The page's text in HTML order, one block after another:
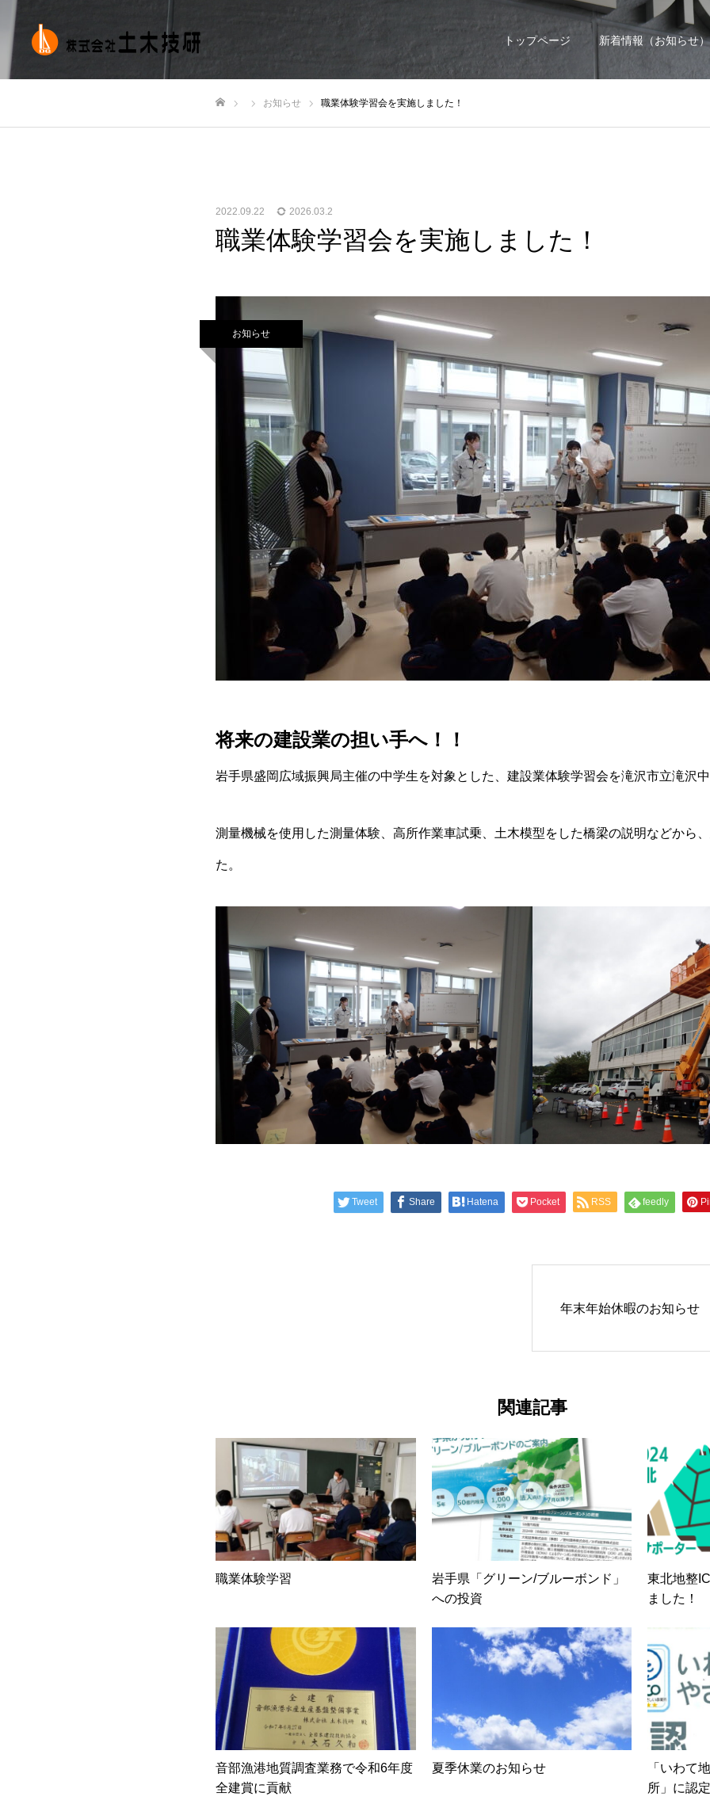
トップページ 新着情報（お知らせ）
お知らせ 職業体験学習会を実施しました！
2022.09.22 2026.03.2
職業体験学習会を実施しました！
お知らせ
将来の建設業の担い手へ！！
岩手県盛岡広域振興局主催の中学生を対象とした、建設業体験学習会を滝沢市立滝沢
測量機械を使用した測量体験、高所作業車試乗、土木模型をした橋梁の説明などから
た。
Tweet Share Hatena Pocket RSS feedly
年末年始休暇のお知らせ
関連記事
職業体験学習
岩手県「グリーン/ブルーボンド」
への投資
東北地整
ました！
音部漁港地質調査業務で令和6年度
全建賞に貢献
夏季休業のお知らせ
「いわて
所」に認